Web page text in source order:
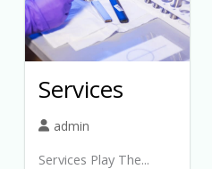
Services
admin
Services Play The...